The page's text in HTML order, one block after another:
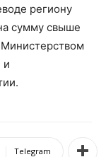
региону
сумму свыше
и
Telegram